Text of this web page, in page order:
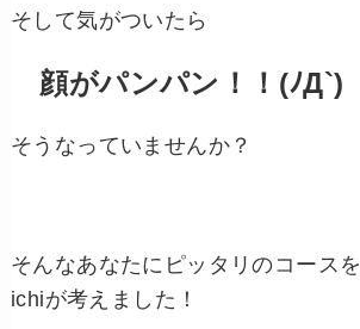
そして気がついたら
顔がパンパン！！(ﾉД`)
そうなっていませんか？
そんなあなたにピッタリのコースを
ichiが考えました！